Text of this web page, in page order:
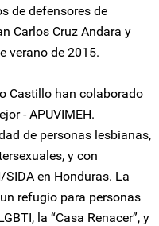
de defensores de
Carlos Cruz Andara y
verano de 2015.
Castillo han colaborado
- APUVIMEH.
de personas lesbianas,
y con
en Honduras. La
refugio para personas
la “Casa Renacer”, y